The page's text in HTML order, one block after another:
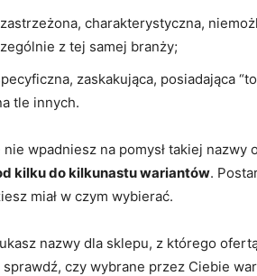
charakterystyczna,
z tej samej branży;
zaskakująca, posiadająca
tle innych.
wpadniesz na pomysł takiej nazwy
kilku do kilkunastu wariantów.
miał w czym wybierać.
nazwy dla sklepu, z którego
czy wybrane przez Ciebie